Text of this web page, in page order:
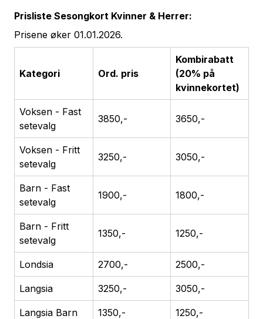
Prisliste Sesongkort Kvinner & Herrer:
Prisene øker 01.01.2026.
Kategori Ord. pris
Kombirabatt
(20% på
kvinnekortet)
Voksen - Fast
setevalg
3850,- 3650,-
Voksen - Fritt
setevalg
3250,- 3050,-
Barn - Fast
setevalg
1900,- 1800,-
Barn - Fritt
setevalg
1350,- 1250,-
Londsia 2700,- 2500,-
Langsia 3250,- 3050,-
Langsia Barn 1350,- 1250,-